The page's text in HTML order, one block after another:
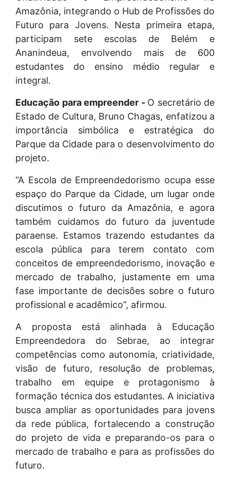
Amazônia, integrando o Hub de Profissões do
Futuro para Jovens. Nesta primeira etapa,
participam sete escolas de Belém e
Ananindeua, envolvendo mais de 600
estudantes do ensino médio regular e
integral.
Educação para empreender - O secretário de
Estado de Cultura, Bruno Chagas, enfatizou a
importância simbólica e estratégica do
Parque da Cidade para o desenvolvimento do
projeto.
“A Escola de Empreendedorismo ocupa esse
espaço do Parque da Cidade, um lugar onde
discutimos o futuro da Amazônia, e agora
também cuidamos do futuro da juventude
paraense. Estamos trazendo estudantes da
escola pública para terem contato com
conceitos de empreendedorismo, inovação e
mercado de trabalho, justamente em uma
fase importante de decisões sobre o futuro
profissional e acadêmico”, afirmou.
A proposta está alinhada à Educação
Empreendedora do Sebrae, ao integrar
competências como autonomia, criatividade,
visão de futuro, resolução de problemas,
trabalho em equipe e protagonismo à
formação técnica dos estudantes. A iniciativa
busca ampliar as oportunidades para jovens
da rede pública, fortalecendo a construção
do projeto de vida e preparando-os para o
mercado de trabalho e para as profissões do
futuro.